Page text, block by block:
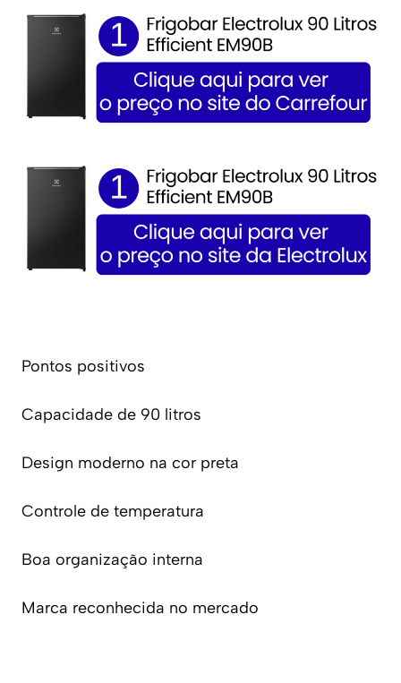
Pontos positivos
Capacidade de 90 litros
Design moderno na cor preta
Controle de temperatura
Boa organização interna
Marca reconhecida no mercado